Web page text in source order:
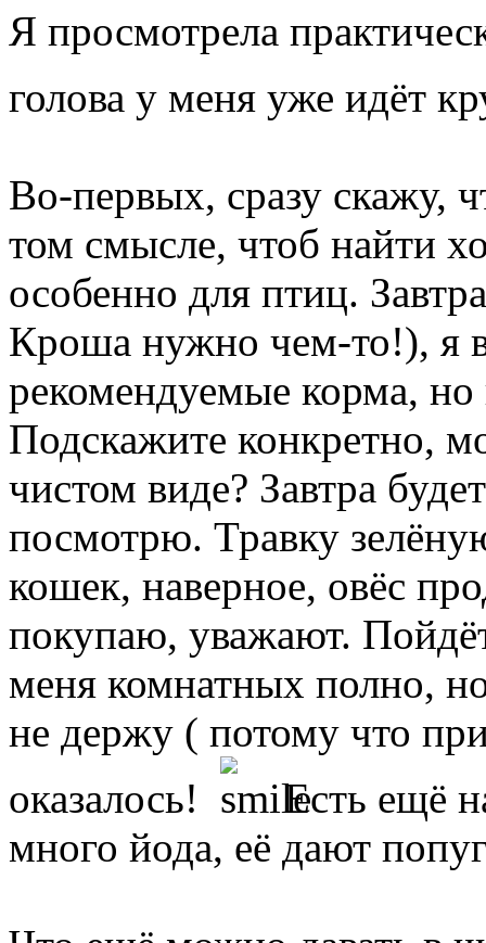
Я просмотрела
голова у меня уже идёт
Во-первых, сразу скажу,
том смысле, чтоб найти
особенно для птиц.
Кроша нужно чем-то!), я
рекомендуемые корма,
Подскажите конкретно,
чистом виде? Завтра
посмотрю. Травку
кошек, наверное, овёс
покупаю, уважают.
меня комнатных полно,
не держу ( потому что
оказалось!
Есть ещё
много йода, её дают